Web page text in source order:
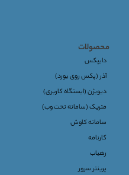
محصولات
دایپکس
آذر (پکس روی بورد)
دیویژن (ایستگاه کاربری)
متریک (سامانه تحت وب)
سامانه کاوش
کارنامه
رهیاب
پرینتر سرور